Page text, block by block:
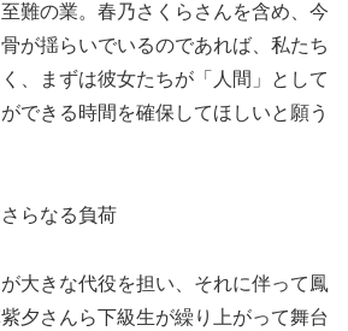
難の業。春乃さくらさんを含め、今
が揺らいでいるのであれば、私たち
、まずは彼女たちが「人間」として
できる時間を確保してほしいと願う
らなる負荷
大きな代役を担い、それに伴って鳳
夕さんら下級生が繰り上がって舞台